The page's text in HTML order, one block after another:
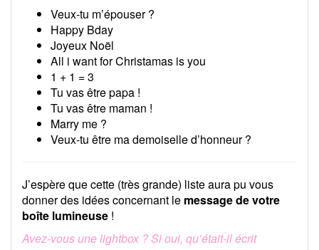
Veux-tu m’épouser ?
Happy Bday
Joyeux Noël
All i want for Christamas is you
1 + 1 = 3
Tu vas être papa !
Tu vas être maman !
Marry me ?
Veux-tu être ma demoiselle d’honneur ?
J’espère que cette (très grande) liste aura pu vous
donner des idées concernant le message de votre
boîte lumineuse !
Avez-vous une lightbox ? Si oui, qu’était-il écrit